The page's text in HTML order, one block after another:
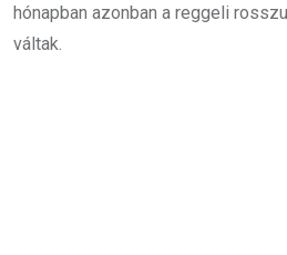
hónapban azonban a reggeli
váltak.